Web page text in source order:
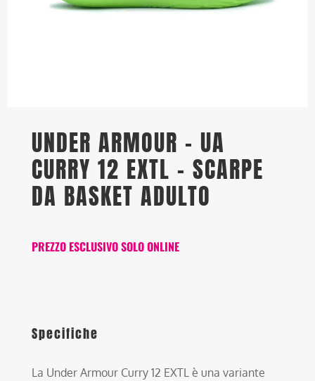
UNDER ARMOUR – UA
CURRY 12 EXTL – SCARPE
DA BASKET ADULTO
PREZZO ESCLUSIVO SOLO ONLINE
Specifiche
La Under Armour Curry 12 EXTL è una variante